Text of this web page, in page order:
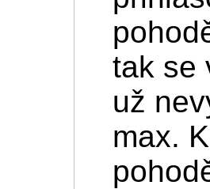
tak se
už
max.